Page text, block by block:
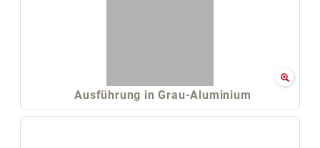
Ausführung in Grau-Aluminium